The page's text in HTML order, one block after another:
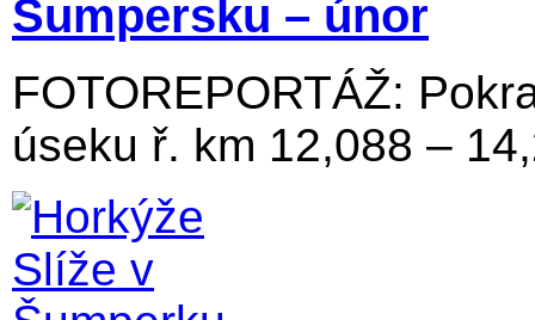
Šumpersku – únor
FOTOREPORTÁŽ:
úseku ř. km 12,088 –